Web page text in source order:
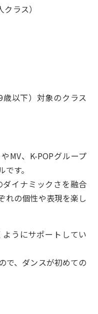
ラス）
以下）対象のクラス
MV、K-POPグループ
す。
イナミックさを融合
れの個性や表現を楽し
うにサポートしてい
で、ダンスが初めての